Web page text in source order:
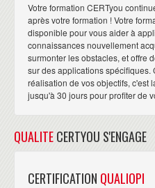
Votre formation CERTyou
après votre formation ! Votre
disponible pour vous aider à
connaissances nouvellement
surmonter les obstacles, et offre
sur des applications spécifiques.
réalisation de vos objectifs, c'est
jusqu'à 30 jours pour profiter de
QUALITECERTYOU S'ENGAGE
CERTIFICATION QUALIOPI